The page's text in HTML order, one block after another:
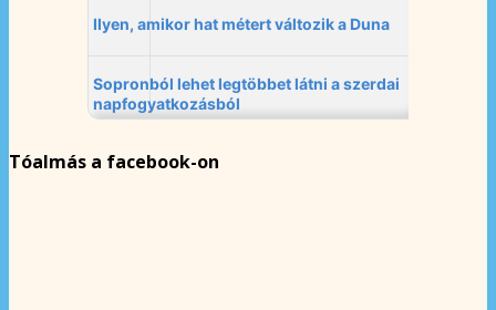
Tóalmás a facebook-on